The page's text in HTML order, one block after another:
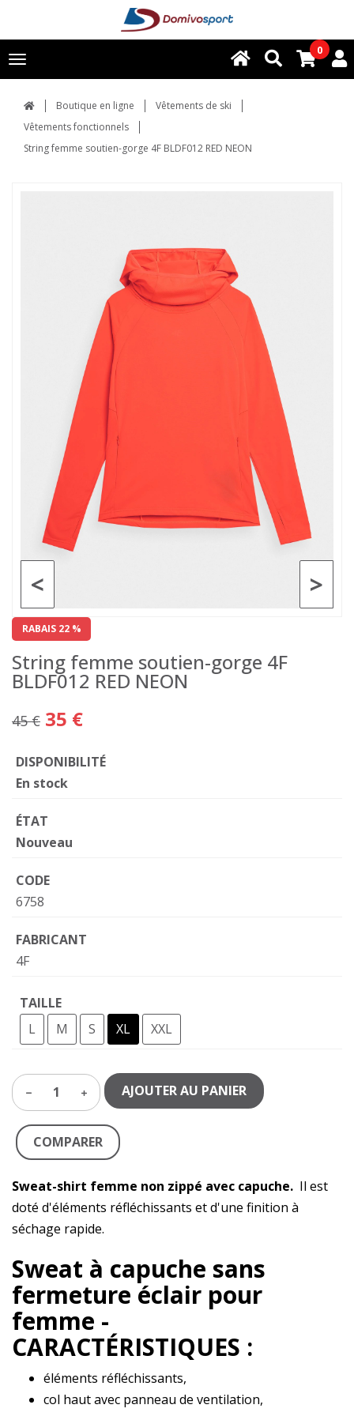
Toggle
navigation
0
Boutique en ligne
Vêtements de ski
Vêtements fonctionnels
String femme soutien-gorge 4F BLDF012 RED NEON
>
<
RABAIS 22 %
String femme soutien-gorge 4F
BLDF012 RED NEON
45 € 35 €
DISPONIBILITÉ
En stock
ÉTAT
Nouveau
CODE
6758
FABRICANT
4F
TAILLE
L
M S XL XXL
1 AJOUTER AU PANIER
COMPARER
Sweat-shirt femme non zippé avec capuche. Il est
doté d'éléments réfléchissants et d'une finition à
séchage rapide.
Sweat à capuche sans
fermeture éclair pour
femme -
CARACTÉRISTIQUES :
éléments réfléchissants,
col haut avec panneau de ventilation,